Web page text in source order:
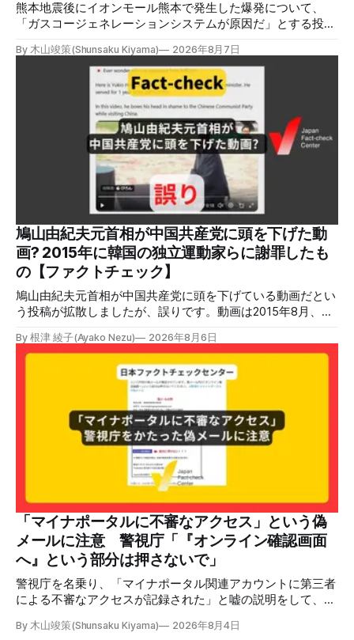
熊本地震後にイオンモール熊本で発生した爆発について、
「ガスコージェネレーションシステムが原因だ」とする投稿
ジェネレーションやガス発電機は設置していないことを確認
している」と発表し、LPガスが原因だった可能性が高いと説
明しています。またイオンは5日、事故原因を調べる事故調
査委員会を設置すると発表しました。 検証対象 拡散した投
ガスを燃料としてガスエンジンやガスタービンで発電し、排
熱を冷暖房などに利用する「ガスコージェネレーション」が
原因だとする投稿が拡散した（例1、例2）。 検証する理由
ソーシャルリスニングツールMeltwaterで調べると、これら
の投稿の表示回数は少なくとも合計194万回を超えている。
爆発の原因をめぐって、さまざまな根拠不明の情報が飛び交
っているため検証する。 検証過程 イオンモール熊本の爆発
2026年7月28日午後16時27分ごろ、熊本県で震度7の地震が
発生した。午後6時ごろ、嘉島町のショッピングセンター
「イ
By 木山竣策(Shunsaku Kiyama) 2026年8月7日
鳩山由紀夫元首相が中国共産党に頭を下げた動
画? 2015年に韓国の独立運動家らに謝罪したも
の【ファクトチェック】
鳩山由紀夫元首相が中国共産党に頭を下げている動画だとい
う投稿が拡散しましたが、誤りです。動画は2015年8月、鳩
立運動家らに謝罪した映像です。中国共産党に対して頭を下
げている動画ではありません。 検証対象 拡散した言説 2026
年7月30日、「日本人がなぜ左翼を嫌うのか、考えたことは
ありますか？/ここに日本の左寄り首相だった鳩山由紀夫が
います。彼は2009年から2010年まで1年間務めました。/こ
のビデオでは、彼が中国を訪問中に中国共産党に対して恥じ
らいながら頭を下げています」という英文付きの動画がXで
ポストされ、表示は20万件を超える。 投稿には「私の日本
語力が衰えていたら申し訳ないですが、動画に『韓国』と書
いてあるように見えます」などの英語の指摘もあるが、「日
本が犯した残虐行為を謝罪するのは悪いことだと思わない」
「共産主義者に恥じて頭を下げるべき人はいない」など、拡
散した投稿を真に受けた反応も多いため検証する。 検証過
程 動
By 根津 綾子(Ayako Nezu) 2026年8月6日
「マイナポータルに不審なアクセス」という偽
メールに注意 警視庁「『オンライン確認画面
へ』という部分は押さないで」
警視庁を名乗り、「マイナポータル関連アカウントに第三者
による不審なアクセスが記録された」と嘘の説明をして、リ
で、メール内のリンクを押さないようにと注意を呼びかけて
By 木山竣策(Shunsaku Kiyama) 2026年8月4日